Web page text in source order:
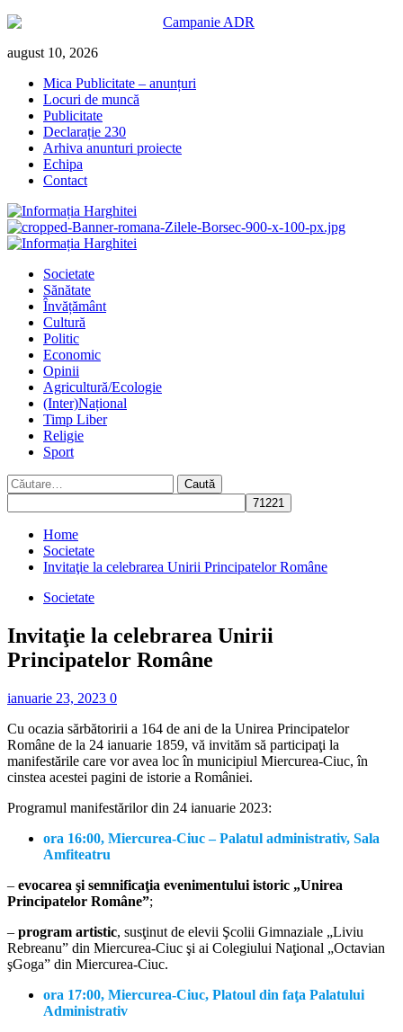
Skip
content
august 10, 2026
Mica Publicitate – anunțuri
Locuri de muncă
Publicitate
Declarație 230
Arhiva anunturi proiecte
Echipa
Contact
Primary
Societate
Sănătate
Învățământ
Cultură
Politic
Economic
Opinii
Agricultură/Ecologie
(Inter)Național
Timp Liber
Religie
Sport
Caută
după:
Home
Societate
Invitaţie la celebrarea Unirii Principatelor Române
Societate
Invitaţie la celebrarea Unirii
Principatelor Române
ianuarie 23, 2023 0
Cu ocazia sărbătoririi a 164 de ani de la Unirea Principatelor
Române de la 24 ianuarie 1859, vă invităm să participaţi la
manifestările care vor avea loc în municipiul Miercurea-Ciuc, în
cinstea acestei pagini de istorie a României.
Programul manifestărilor din 24 ianuarie 2023:
ora 16:00, Miercurea-Ciuc – Palatul administrativ, Sala
Amfiteatru
– evocarea şi semnificaţia evenimentului istoric „Unirea
Principatelor Române”;
– program artistic, susţinut de elevii Şcolii Gimnaziale „Liviu
Rebreanu” din Miercurea-Ciuc şi ai Colegiului Naţional „Octavian
şGoga” din Miercurea-Ciuc.
ora 17:00, Miercurea-Ciuc, Platoul din faţa Palatului
Administrativ